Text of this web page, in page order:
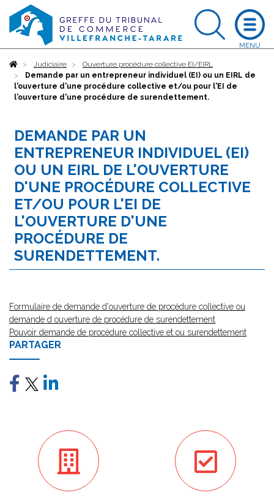
AccueilJudiciaire
Ouverture procédure collective EI/EIRL
Demande par un entrepreneur individuel (EI) ou un EIRL de
l'ouverture d'une procédure collective et/ou pour l'EI de
l'ouverture d'une procédure de surendettement.
DEMANDE PAR UN
ENTREPRENEUR INDIVIDUEL (EI)
OU UN EIRL DE L'OUVERTURE
D'UNE PROCÉDURE COLLECTIVE
ET/OU POUR L'EI DE
L'OUVERTURE D'UNE
PROCÉDURE DE
SURENDETTEMENT.
Formulaire de demande d'ouverture de procédure collective ou
demande d ouverture de procédure de surendettement
Pouvoir demande de procédure collective et ou surendettement
PARTAGER